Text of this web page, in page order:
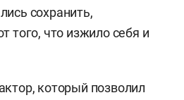
сохранить,
того, что изжило себя и
который позволил